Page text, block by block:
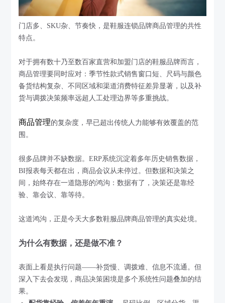
门店多、SKU杂、节奏快，是鞋服连锁品牌商品管理的共性
特点。
对于拥有数十乃至数百家直营和加盟门店的鞋服品牌而言，
商品管理要同时应对：季节性款式销售窗口短、尺码与颜色
备货结构复杂、不同区域和渠道消费特征差异显著，以及补
货与调拨决策频率远超人工处理边界等多重挑战。
商品管理的复杂度，早已超出传统人力能够有效覆盖的范
围。
很多品牌并不缺数据。ERP系统沉淀着多年历史销售数据，
BI报表每天都在出，商品会议从未停过。但数据和决策之
间，始终存在一道隐形的鸿沟：数据有了，决策还是靠经
验、靠会议、靠等待。
这道鸿沟，正是今天大多数鞋服品牌商品管理的真实处境。
为什么有数据，还是做不准？
表面上看是执行问题——补货慢、调拨难、信息不流通。但
深入下去会发现，商品决策困境是多个系统性问题叠加的结
果。